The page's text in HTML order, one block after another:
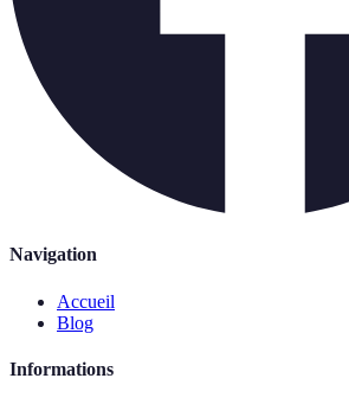
Navigation
Accueil
Blog
Informations